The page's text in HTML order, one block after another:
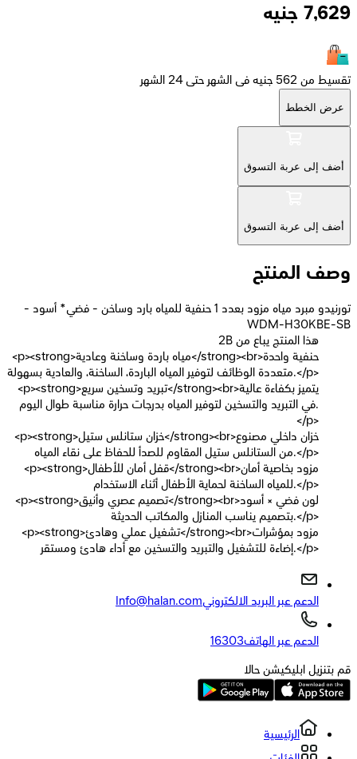
7,629 جنيه
تقسيط من 562 جنيه فى الشهر حتى 24 الشهر
عرض الخطط
أضف إلى عربة التسوق
أضف إلى عربة التسوق
وصف المنتج
تورنيدو مبرد مياه مزود بعدد 1 حنفية للمياه بارد وساخن - فضي* أسود -
WDM-H30KBE-SB
2B هذا المنتج يباع من
<p><strong>مياه باردة وساخنة وعادية</strong><br>حنفية واحدة
متعددة الوظائف لتوفير المياه الباردة، الساخنة، والعادية بسهولة.</p>
<p><strong>تبريد وتسخين سريع</strong><br>يتميز بكفاءة عالية
في التبريد والتسخين لتوفير المياه بدرجات حرارة مناسبة طوال اليوم.
</p>
<p><strong>خزان ستانلس ستيل</strong><br>خزان داخلي مصنوع
من الستانلس ستيل المقاوم للصدأ للحفاظ على نقاء المياه.</p>
<p><strong>قفل أمان للأطفال</strong><br>مزود بخاصية أمان
للمياه الساخنة لحماية الأطفال أثناء الاستخدام.</p>
<p><strong>تصميم عصري وأنيق</strong><br>لون فضي × أسود
بتصميم يناسب المنازل والمكاتب الحديثة.</p>
<p><strong>تشغيل عملي وهادئ</strong><br>مزود بمؤشرات
إضاءة للتشغيل والتبريد والتسخين مع أداء هادئ ومستقر.</p>
الدعم عبر البريد الالكترونيInfo@halan.com
الدعم عبر الهاتف16303
قم بتنزيل ابليكيشن حالا
الرئيسية